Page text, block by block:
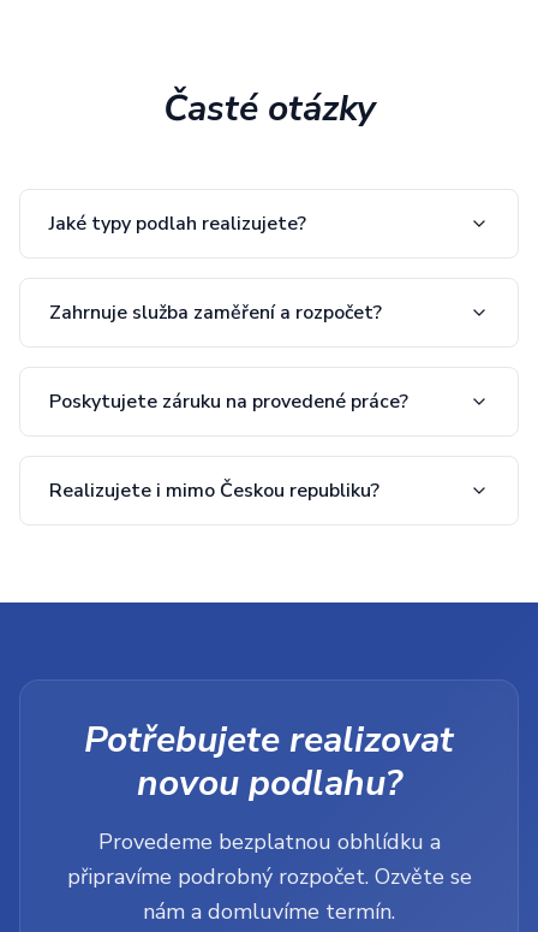
Časté otázky
Jaké typy podlah realizujete?
Zahrnuje služba zaměření a rozpočet?
Poskytujete záruku na provedené práce?
Realizujete i mimo Českou republiku?
Potřebujete realizovat
novou podlahu?
Provedeme bezplatnou obhlídku a
připravíme podrobný rozpočet. Ozvěte se
nám a domluvíme termín.